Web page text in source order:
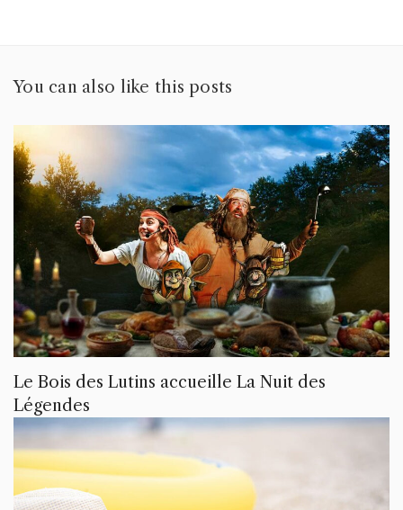
You can also like this posts
Le Bois des Lutins accueille La Nuit des
Légendes